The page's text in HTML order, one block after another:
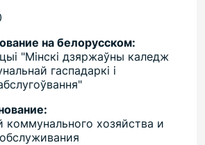
на белорусском:
"Мінскі дзяржаўны каледж
гаспадаркі і
коммунального хозяйства и